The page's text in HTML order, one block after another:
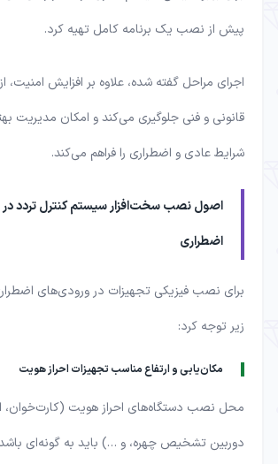
پیش از نصب یک برنامه کامل تهیه کرد.
اجرای مراحل گفته شده، علاوه بر افزایش امنیت،
قانونی و فنی جلوگیری می‌کند و امکان مدیریت
شرایط عادی و اضطراری را فراهم می‌کند.
اصول نصب سخت‌افزار سیستم کنترل تردد
اضطراری
برای نصب فیزیکی تجهیزات در ورودی‌های
زیر توجه کرد:
مکان‌یابی و ارتفاع مناسب تجهیزات احراز هویت
محل نصب دستگاه‌های احراز هویت (کارت‌خوان،
دوربین تشخیص چهره، و …) باید به گونه‌ای